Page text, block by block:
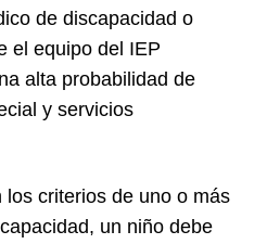
de discapacidad o
el equipo del IEP
alta probabilidad de
y servicios
criterios de uno o más
un niño debe